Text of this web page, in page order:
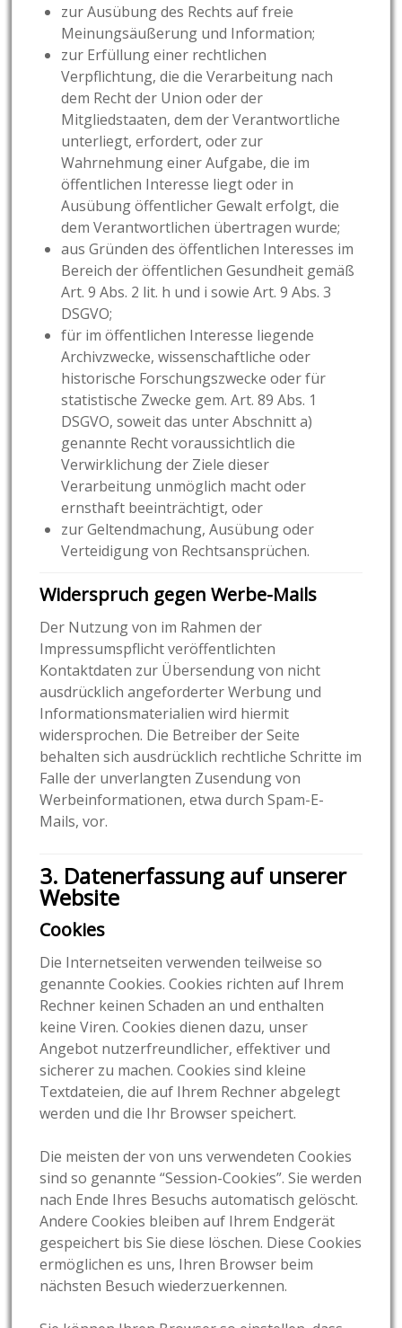
zur Ausübung des Rechts auf freie
Meinungsäußerung und Information;
zur Erfüllung einer rechtlichen
Verpflichtung, die die Verarbeitung nach
dem Recht der Union oder der
Mitgliedstaaten, dem der Verantwortliche
unterliegt, erfordert, oder zur
Wahrnehmung einer Aufgabe, die im
öffentlichen Interesse liegt oder in
Ausübung öffentlicher Gewalt erfolgt, die
dem Verantwortlichen übertragen wurde;
aus Gründen des öffentlichen Interesses im
Bereich der öffentlichen Gesundheit gemäß
Art. 9 Abs. 2 lit. h und i sowie Art. 9 Abs. 3
DSGVO;
für im öffentlichen Interesse liegende
Archivzwecke, wissenschaftliche oder
historische Forschungszwecke oder für
statistische Zwecke gem. Art. 89 Abs. 1
DSGVO, soweit das unter Abschnitt a)
genannte Recht voraussichtlich die
Verwirklichung der Ziele dieser
Verarbeitung unmöglich macht oder
ernsthaft beeinträchtigt, oder
zur Geltendmachung, Ausübung oder
Verteidigung von Rechtsansprüchen.
Widerspruch gegen Werbe-Mails
Der Nutzung von im Rahmen der
Impressumspflicht veröffentlichten
Kontaktdaten zur Übersendung von nicht
ausdrücklich angeforderter Werbung und
Informationsmaterialien wird hiermit
widersprochen. Die Betreiber der Seite
behalten sich ausdrücklich rechtliche Schritte im
Falle der unverlangten Zusendung von
Werbeinformationen, etwa durch Spam-E-
Mails, vor.
3. Datenerfassung auf unserer
Website
Cookies
Die Internetseiten verwenden teilweise so
genannte Cookies. Cookies richten auf Ihrem
Rechner keinen Schaden an und enthalten
keine Viren. Cookies dienen dazu, unser
Angebot nutzerfreundlicher, effektiver und
sicherer zu machen. Cookies sind kleine
Textdateien, die auf Ihrem Rechner abgelegt
werden und die Ihr Browser speichert.
Die meisten der von uns verwendeten Cookies
sind so genannte “Session-Cookies”. Sie werden
nach Ende Ihres Besuchs automatisch gelöscht.
Andere Cookies bleiben auf Ihrem Endgerät
gespeichert bis Sie diese löschen. Diese Cookies
ermöglichen es uns, Ihren Browser beim
nächsten Besuch wiederzuerkennen.